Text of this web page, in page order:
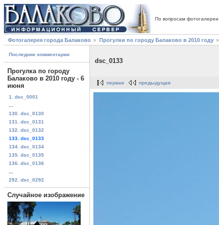
По вопросам
Фотогалерея города Балаково Прогулки по городу Балаково в 2010 году
Последние комментарии
Прогулка по городу
Балаково в 2010 году - 6
июня
1. dsc_0001
130. dsc_0130
131. dsc_0131
132. dsc_0132
133. dsc_0133
134. dsc_0134
135. dsc_0135
136. dsc_0136
292. dsc_0292
Случайное изображение
dsc_0133
первая предыдущая